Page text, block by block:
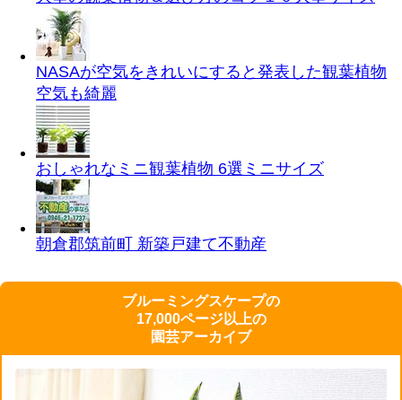
NASAが空気をきれいにすると発表した観葉植物
空気も綺麗
おしゃれなミニ観葉植物 6選 ミニサイズ
朝倉郡筑前町 新築戸建て不動産
ブルーミングスケープの
17,000ページ以上の
園芸アーカイブ